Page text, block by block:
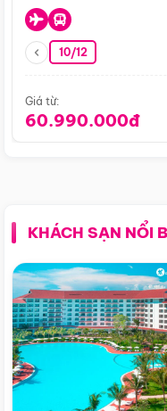
10/12
Giá từ:
60.990.000đ
KHÁCH SẠN NỔI